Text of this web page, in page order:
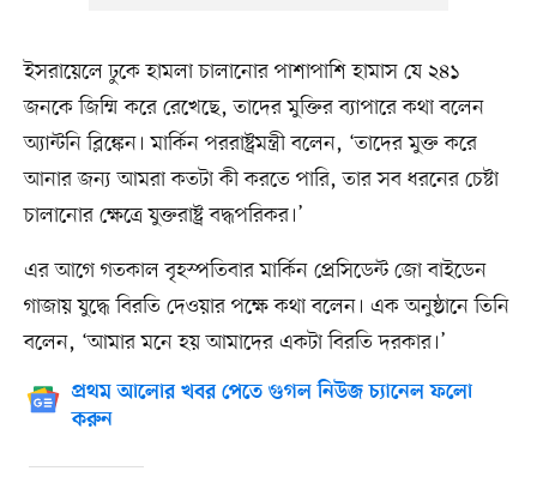
ইসরায়েলে ঢুকে হামলা চালানোর পাশাপাশি হামাস যে ২৪১
জনকে জিম্মি করে রেখেছে, তাদের মুক্তির ব্যাপারে কথা বলেন
অ্যান্টনি ব্লিঙ্কেন। মার্কিন পররাষ্ট্রমন্ত্রী বলেন, ‘তাদের মুক্ত করে
আনার জন্য আমরা কতটা কী করতে পারি, তার সব ধরনের চেষ্টা
চালানোর ক্ষেত্রে যুক্তরাষ্ট্র বদ্ধপরিকর।’
এর আগে গতকাল বৃহস্পতিবার মার্কিন প্রেসিডেন্ট জো বাইডেন
গাজায় যুদ্ধে বিরতি দেওয়ার পক্ষে কথা বলেন। এক অনুষ্ঠানে তিনি
বলেন, ‘আমার মনে হয় আমাদের একটা বিরতি দরকার।’
প্রথম আলোর খবর পেতে গুগল নিউজ চ্যানেল ফলো
করুন